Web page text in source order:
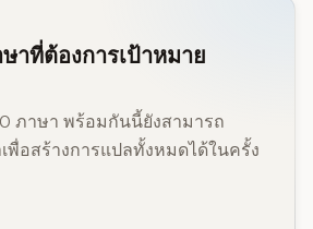
าที่ต้องการเป้าหมาย
ภาษา พร้อมกันนี้ยังสามารถ
พื่อสร้างการแปลทั้งหมดได้ในครั้ง